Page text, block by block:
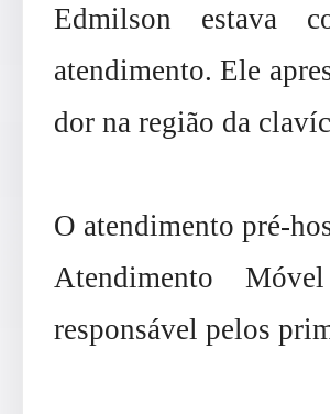
Edmilson estava
atendimento. Ele
dor na região da
O atendimento pré-
Atendimento
responsável pelos